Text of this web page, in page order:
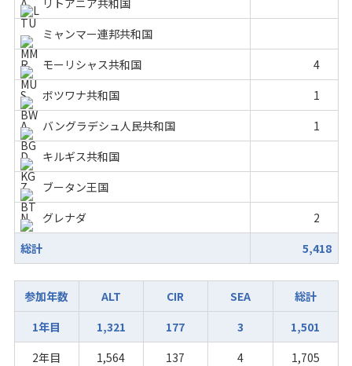
ミャンマー連邦共和国
モーリシャス共和国
4
ボツワナ共和国
1
バングラデシュ人民共和国
1
キルギス共和国
ブータン王国
グレナダ
2
総計
5,418
参加年数 ALT CIR SEA
総計
1年目
1,321 177 3
1,501
2年目
1,564 137 4
1,705